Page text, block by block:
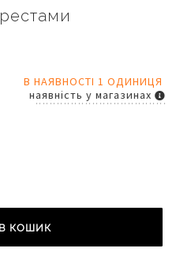
В НАЯВНОСТІ 1 ОДИНИЦЯ
наявність у магазинах
В КОШИК